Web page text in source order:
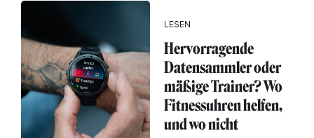
LESEN
Hervorragende
Datensammler oder
mäßige Trainer? Wo
Fitnessuhren helfen,
und wo nicht